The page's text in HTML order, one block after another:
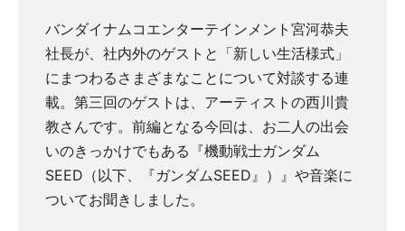
バンダイナムコエンターテインメント宮河恭夫
社長が、社内外のゲストと「新しい生活様式」
にまつわるさまざまなことについて対談する連
載。第三回のゲストは、アーティストの西川貴
教さんです。前編となる今回は、お二人の出会
いのきっかけでもある『機動戦士ガンダム
SEED（以下、『ガンダムSEED』）』や音楽に
ついてお聞きしました。